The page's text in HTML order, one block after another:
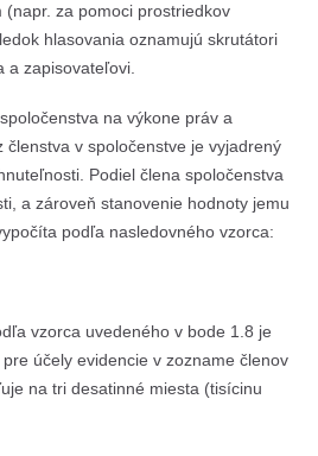
(napr. za pomoci prostriedkov
hlasovania oznamujú skrutátori
a zapisovateľovi.
na výkone práv a
členstva v spoločenstve je vyjadrený
Podiel člena spoločenstva
a zároveň stanovenie hodnoty jemu
podľa nasledovného vzorca:
vzorca uvedeného v bode 1.8 je
účely evidencie v zozname členov
na tri desatinné miesta (tisícinu